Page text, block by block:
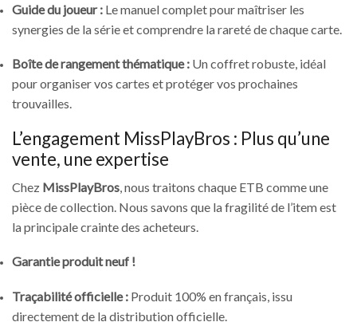
Guide du joueur : Le manuel complet pour maîtriser les
synergies de la série et comprendre la rareté de chaque carte.
Boîte de rangement thématique : Un coffret robuste, idéal
pour organiser vos cartes et protéger vos prochaines
trouvailles.
L’engagement MissPlayBros : Plus qu’une
vente, une expertise
Chez MissPlayBros, nous traitons chaque ETB comme une
pièce de collection. Nous savons que la fragilité de l’item est
la principale crainte des acheteurs.
Garantie produit neuf !
Traçabilité officielle : Produit 100% en français, issu
directement de la distribution officielle.